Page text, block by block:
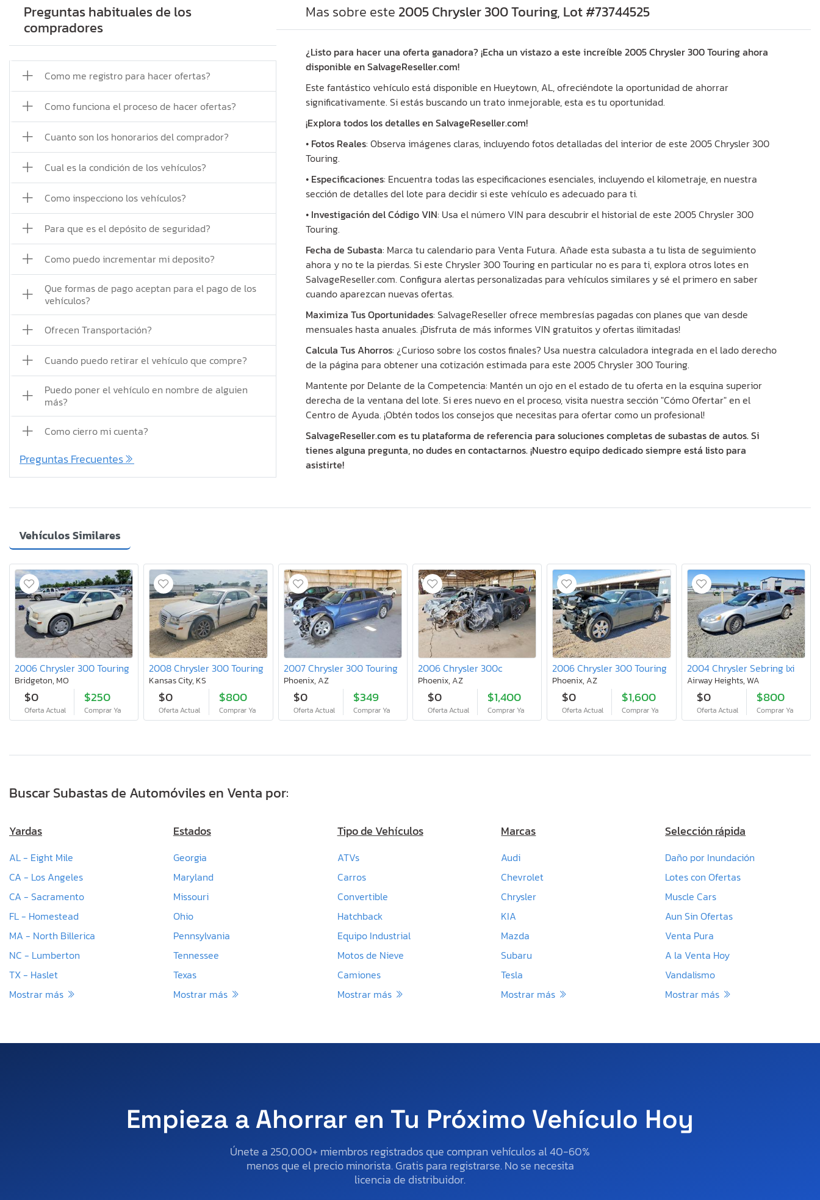
Preguntas habituales de los
compradores
Como me registro para hacer ofertas?
Como funciona el proceso de hacer ofertas?
Cuanto son los honorarios del comprador?
Cual es la condición de los vehículos?
Como inspecciono los vehículos?
Para que es el depósito de seguridad?
Como puedo incrementar mi deposito?
Que formas de pago aceptan para el pago de los
vehículos?
Ofrecen Transportación?
Cuando puedo retirar el vehículo que compre?
Puedo poner el vehículo en nombre de alguien
más?
Como cierro mi cuenta?
Preguntas Frecuentes
Mas sobre este 2005 Chrysler 300 Touring, Lot #73744525
¿Listo para hacer una oferta ganadora? ¡Echa un vistazo a este increíble 2005 Chrysler 300 Touring ahora
disponible en SalvageReseller.com!
Este fantástico vehículo está disponible en Hueytown, AL, ofreciéndote la oportunidad de ahorrar
significativamente. Si estás buscando un trato inmejorable, esta es tu oportunidad.
¡Explora todos los detalles en SalvageReseller.com!
• Fotos Reales: Observa imágenes claras, incluyendo fotos detalladas del interior de este 2005 Chrysler 300
Touring.
• Especificaciones: Encuentra todas las especificaciones esenciales, incluyendo el kilometraje, en nuestra
sección de detalles del lote para decidir si este vehículo es adecuado para ti.
• Investigación del Código VIN: Usa el número VIN para descubrir el historial de este 2005 Chrysler 300
Touring.
Fecha de Subasta: Marca tu calendario para Venta Futura. Añade esta subasta a tu lista de seguimiento
ahora y no te la pierdas. Si este Chrysler 300 Touring en particular no es para ti, explora otros lotes en
SalvageReseller.com. Configura alertas personalizadas para vehículos similares y sé el primero en saber
cuando aparezcan nuevas ofertas.
Maximiza Tus Oportunidades: SalvageReseller ofrece membresías pagadas con planes que van desde
mensuales hasta anuales. ¡Disfruta de más informes VIN gratuitos y ofertas ilimitadas!
Calcula Tus Ahorros: ¿Curioso sobre los costos finales? Usa nuestra calculadora integrada en el lado derecho
de la página para obtener una cotización estimada para este 2005 Chrysler 300 Touring.
Mantente por Delante de la Competencia: Mantén un ojo en el estado de tu oferta en la esquina superior
derecha de la ventana del lote. Si eres nuevo en el proceso, visita nuestra sección "Cómo Ofertar" en el
Centro de Ayuda. ¡Obtén todos los consejos que necesitas para ofertar como un profesional!
SalvageReseller.com es tu plataforma de referencia para soluciones completas de subastas de autos. Si
tienes alguna pregunta, no dudes en contactarnos. ¡Nuestro equipo dedicado siempre está listo para
asistirte!
Vehículos Similares
2006 Chrysler 300 Touring
Bridgeton, MO
$0
Oferta Actual
$250
Comprar Ya
2008 Chrysler 300 Touring
Kansas City, KS
$0
Oferta Actual
$800
Comprar Ya
2007 Chrysler 300 Touring
Phoenix, AZ
$0
Oferta Actual
$349
Comprar Ya
2006 Chrysler 300c
Phoenix, AZ
$0
Oferta Actual
$1,400
Comprar Ya
2006 Chrysler 300 Touring
Phoenix, AZ
$0
Oferta Actual
$1,600
Comprar Ya
2004 Chrysler Sebring lxi
Airway Heights, WA
$0
Oferta Actual
$800
Comprar Ya
Buscar Subastas de Automóviles en Venta por:
Yardas
AL - Eight Mile
CA - Los Angeles
CA - Sacramento
FL - Homestead
MA - North Billerica
NC - Lumberton
TX - Haslet
Mostrar más
Estados
Georgia
Maryland
Missouri
Ohio
Pennsylvania
Tennessee
Texas
Mostrar más
Tipo de Vehículos
ATVs
Carros
Convertible
Hatchback
Equipo Industrial
Motos de Nieve
Camiones
Mostrar más
Marcas
Audi
Chevrolet
Chrysler
KIA
Mazda
Subaru
Tesla
Mostrar más
Selección rápida
Daño por Inundación
Lotes con Ofertas
Muscle Cars
Aun Sin Ofertas
Venta Pura
A la Venta Hoy
Vandalismo
Mostrar más
Empieza a Ahorrar en Tu Próximo Vehículo Hoy
Únete a 250,000+ miembros registrados que compran vehículos al 40-60%
menos que el precio minorista. Gratis para registrarse. No se necesita
licencia de distribuidor.